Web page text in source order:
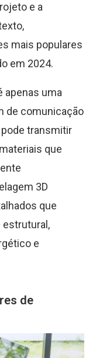
e a
mais populares
em 2024.
apenas uma
de comunicação
transmitir
que
3D
que
estrutural,
e
de